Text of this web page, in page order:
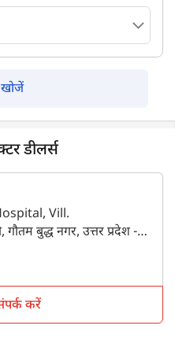
खोजें
डीलर्स
Vill.
बुद्ध नगर, उत्तर प्रदेश -
करें